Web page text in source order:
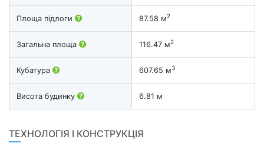
Площа підлоги 87.58 м2
Загальна площа 116.47 м2
Кубатура 607.65 м3
Висота будинку 6.81 м
ТЕХНОЛОГІЯ І КОНСТРУКЦІЯ